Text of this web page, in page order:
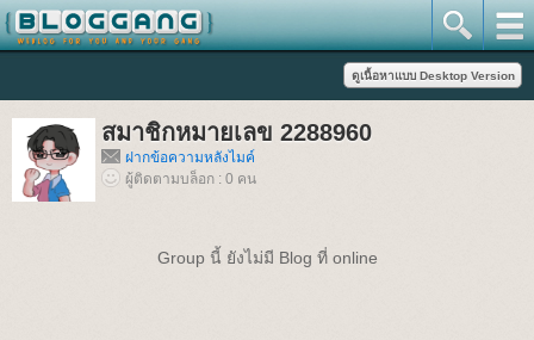
สมาชิกหมายเลข 2288960
ฝากข้อความหลังไมค์
ผู้ติดตามบล็อก : 0 คน
Group นี้ ยังไม่มี Blog ที่ online